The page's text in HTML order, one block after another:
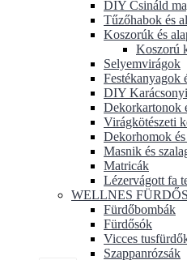
DIY Csináld
Tűzőhabok és
Koszorúk és
Koszorú
Selyemvirágok
Festékanyagok
DIY
Dekorkartonok
Virágkötészeti
Dekorhomok
Masnik és
Matricák
Lézervágott fa
WELLNES
Fürdőbombák
Fürdősók
Vicces
Szappanrózsák